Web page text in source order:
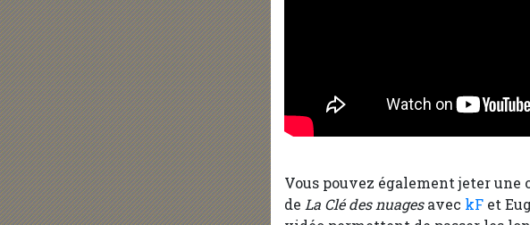
Vous pouvez également jeter une
de La Clé des nuagesavec kF et